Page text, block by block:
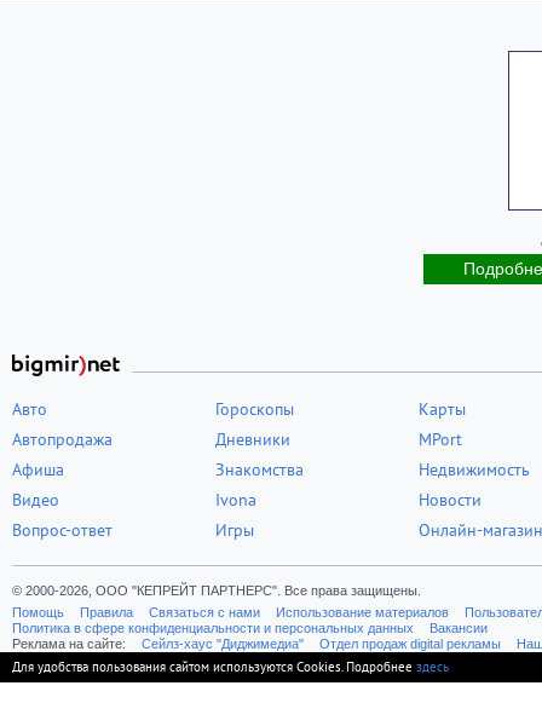
Авто
Автопродажа
Афиша
Видео
Вопрос-ответ
Гороскопы
Дневники
Знакомства
Ivona
Игры
Карты
MPort
Недвижимость
Новости
Онлайн-магазин
© 2000-2026, ООО "КЕПРЕЙТ ПАРТНЕРС". Все права защищены.
Помощь
Правила Связаться с нами Использование материалов
Политика в сфере конфиденциальности и персональных данных
Вакансии
Реклама на сайте:
Cейлз-хаус "Диджимедиа" Отдел продаж digital рекламы
Для удобства пользования сайтом используются Cookies. Подробнее здесь